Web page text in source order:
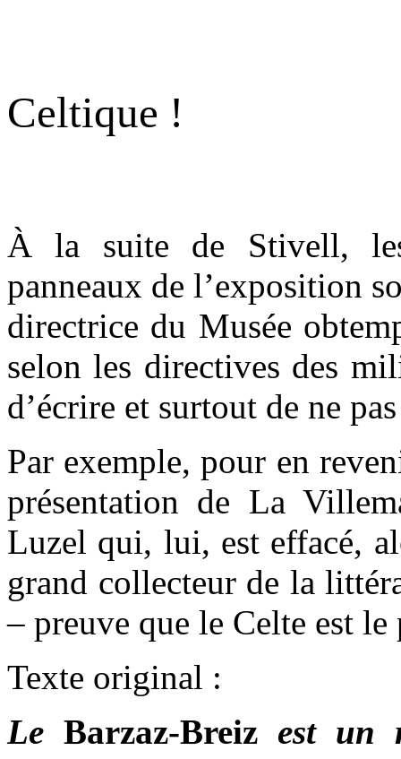
Celtique !
À la suite de Stivell,
panneaux de l’exposition
directrice du Musée
selon les directives des
d’écrire et surtout de ne
Par exemple, pour en
présentation de La
Luzel qui, lui, est effacé,
grand collecteur de la
– preuve que le Celte est
Texte original :
Le Barzaz-Breiz est un